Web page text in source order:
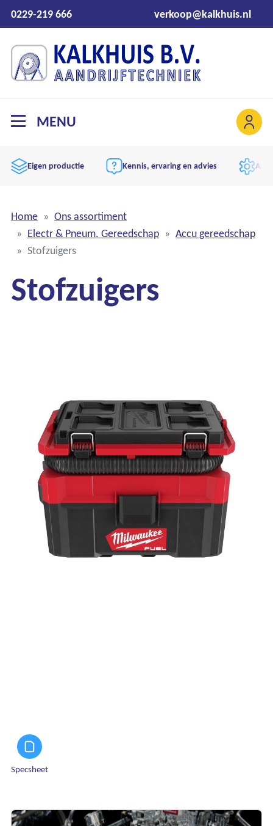
0229-219 666 verkoop@kalkhuis.nl
MENU
Eigen productie Kennis, ervaring en advies
Home
Ons assortiment
Electr & Pneum. Gereedschap
Accu gereedschap
Stofzuigers
Stofzuigers
Specsheet